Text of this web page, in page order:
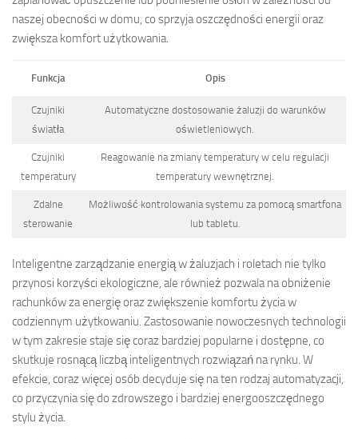
naszej obecności w domu, co sprzyja oszczędności energii oraz
zwiększa komfort użytkowania.
Funkcja Opis
Czujniki
światła
Automatyczne dostosowanie żaluzji do warunków
oświetleniowych.
Czujniki
temperatury
Reagowanie na zmiany temperatury w celu regulacji
temperatury wewnętrznej.
Zdalne
sterowanie
Możliwość kontrolowania systemu za pomocą smartfona
lub tabletu.
Inteligentne zarządzanie energią w żaluzjach i roletach nie tylko
przynosi korzyści ekologiczne, ale również pozwala na obniżenie
rachunków za energię oraz zwiększenie komfortu życia w
codziennym użytkowaniu. Zastosowanie nowoczesnych technologii
w tym zakresie staje się coraz bardziej popularne i dostępne, co
skutkuje rosnącą liczbą inteligentnych rozwiązań na rynku. W
efekcie, coraz więcej osób decyduje się na ten rodzaj automatyzacji,
co przyczynia się do zdrowszego i bardziej energooszczędnego
stylu życia.